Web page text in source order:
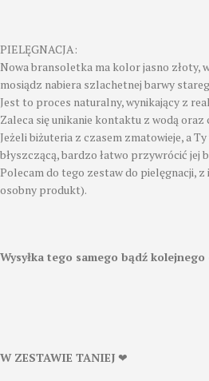
PIELĘGNACJA:
Nowa bransoletka ma kolor jasno złoty,
mosiądz nabiera szlachetnej barwy
Jest to proces naturalny, wynikający z
Zaleca się unikanie kontaktu z wodą oraz
Jeżeli biżuteria z czasem zmatowieje, a
błyszczącą, bardzo łatwo przywrócić jej
Polecam do tego zestaw do pielęgnacji,
osobny produkt).
Wysyłka tego samego bądź
W ZESTAWIE TANIEJ ❤